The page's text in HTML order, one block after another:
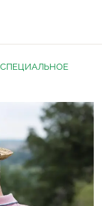
СПЕЦИАЛЬНОЕ